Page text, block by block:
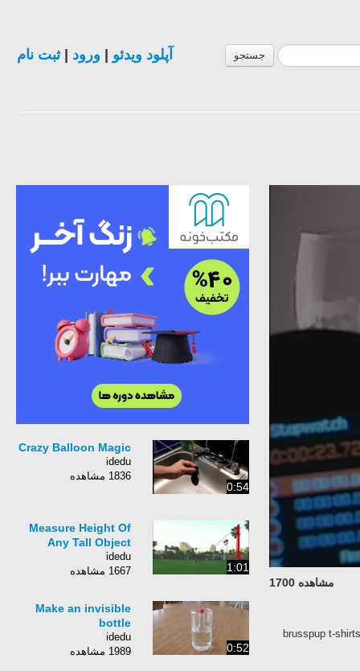
جستجو آپلود ویدئو ورود |ثبت نام
مشاهده 1700
brusspup t-
0:54
Crazy Balloon Magic
idedu
1836 مشاهده
1:01
Measure Height Of
Any Tall Object
idedu
1667 مشاهده
0:52
Make an invisible
bottle
idedu
1989 مشاهده